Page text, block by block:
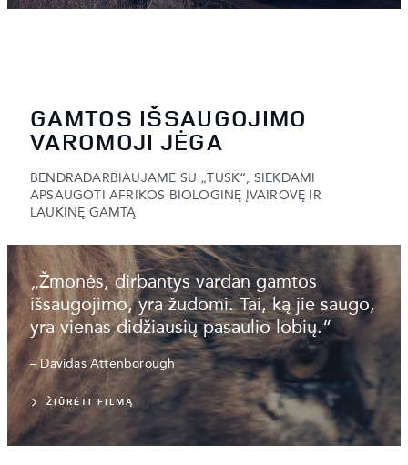
GAMTOS IŠSAUGOJIMO
VAROMOJI JĖGA
BENDRADARBIAUJAME SU „TUSK“, SIEKDAMI
APSAUGOTI AFRIKOS BIOLOGINĘ ĮVAIROVĘ IR
LAUKINĘ GAMTĄ
„Žmonės, dirbantys vardan gamtos
išsaugojimo, yra žudomi. Tai, ką jie saugo,
yra vienas didžiausių pasaulio lobių.“
– Davidas Attenborough
ŽIŪRĖTI FILMĄ